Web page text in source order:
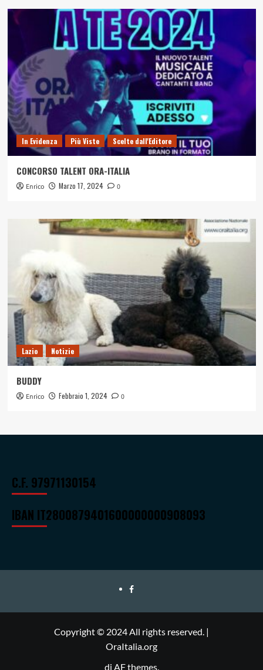
In Evidenza Più Viste Scelte dall'Editore
CONCORSO TALENT ORA-ITALIA
Enrico Marzo 17, 2024 0
Lazio Notizie
BUDDY
Enrico Febbraio 1, 2024 0
C.F. 97971130154
IBAN IT28O0879401600000000908093
Ora
Copyright © 2024 All rights reserved. |
OraItalia.org
di AF themes.